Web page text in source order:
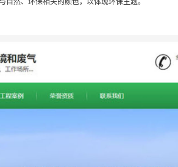
然、环保相关的颜色，以体现环保主题。